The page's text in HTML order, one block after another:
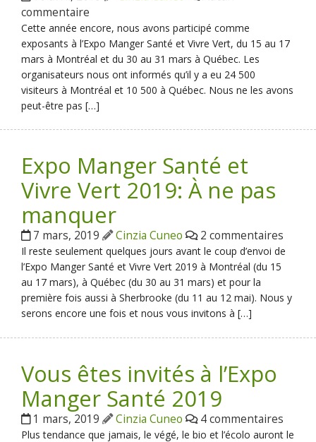
commentaire
Cette année encore, nous avons participé comme
exposants à l’Expo Manger Santé et Vivre Vert, du 15 au 17
mars à Montréal et du 30 au 31 mars à Québec. Les
organisateurs nous ont informés qu’il y a eu 24 500
visiteurs à Montréal et 10 500 à Québec. Nous ne les avons
peut-être pas […]
Expo Manger Santé et
Vivre Vert 2019: À ne pas
manquer
7 mars, 2019 Cinzia Cuneo 2 commentaires
Il reste seulement quelques jours avant le coup d’envoi de
l’Expo Manger Santé et Vivre Vert 2019 à Montréal (du 15
au 17 mars), à Québec (du 30 au 31 mars) et pour la
première fois aussi à Sherbrooke (du 11 au 12 mai). Nous y
serons encore une fois et nous vous invitons à […]
Vous êtes invités à l’Expo
Manger Santé 2019
1 mars, 2019 Cinzia Cuneo 4 commentaires
Plus tendance que jamais, le végé, le bio et l’écolo auront le